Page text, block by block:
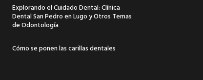
Explorando el Cuidado Dental: Clínica
Dental San Pedro en Lugo y Otros Temas
de Odontología
Cómo se ponen las carillas dentales